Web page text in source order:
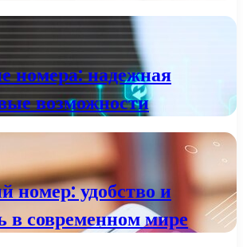
номера: надежная
возможности
номер: удобство и
в современном мире